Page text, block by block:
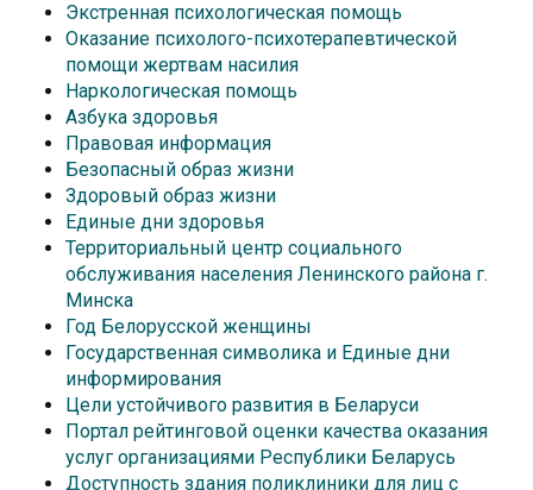
Экстренная психологическая помощь
Оказание психолого-психотерапевтической
помощи жертвам насилия
Наркологическая помощь
Азбука здоровья
Правовая информация
Безопасный образ жизни
Здоровый образ жизни
Единые дни здоровья
Территориальный центр социального
обслуживания населения Ленинского района г.
Минска
Год Белорусской женщины
Государственная символика и Единые дни
информирования
Цели устойчивого развития в Беларуси
Портал рейтинговой оценки качества оказания
услуг организациями Республики Беларусь
Доступность здания поликлиники для лиц с